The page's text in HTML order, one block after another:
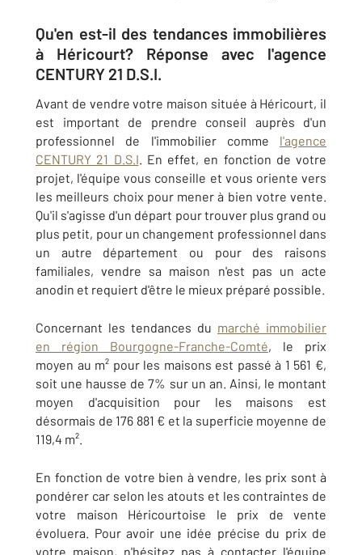
Qu'en est-il des tendances immobilières
à Héricourt? Réponse avec l'agence
CENTURY 21 D.S.I.
Avant de vendre votre maison située à Héricourt, il
est important de prendre conseil auprès d'un
professionnel de l'immobilier comme l'agence
CENTURY 21 D.S.I. En effet, en fonction de votre
projet, l'équipe vous conseille et vous oriente vers
les meilleurs choix pour mener à bien votre vente.
Qu'il s'agisse d'un départ pour trouver plus grand ou
plus petit, pour un changement professionnel dans
un autre département ou pour des raisons
familiales, vendre sa maison n'est pas un acte
anodin et requiert d'être le mieux préparé possible.
Concernant les tendances du marché immobilier
en région Bourgogne-Franche-Comté, le prix
moyen au m² pour les maisons est passé à 1 561 €,
soit une hausse de 7% sur un an. Ainsi, le montant
moyen d'acquisition pour les maisons est
désormais de 176 881 € et la superficie moyenne de
119,4 m².
En fonction de votre bien à vendre, les prix sont à
pondérer car selon les atouts et les contraintes de
votre maison Héricourtoise le prix de vente
évoluera. Pour avoir une idée précise du prix de
votre maison, n'hésitez pas à contacter l'équipe